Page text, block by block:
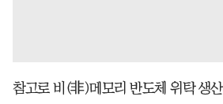
참고로 비(非)메모리 반도체 위탁 생